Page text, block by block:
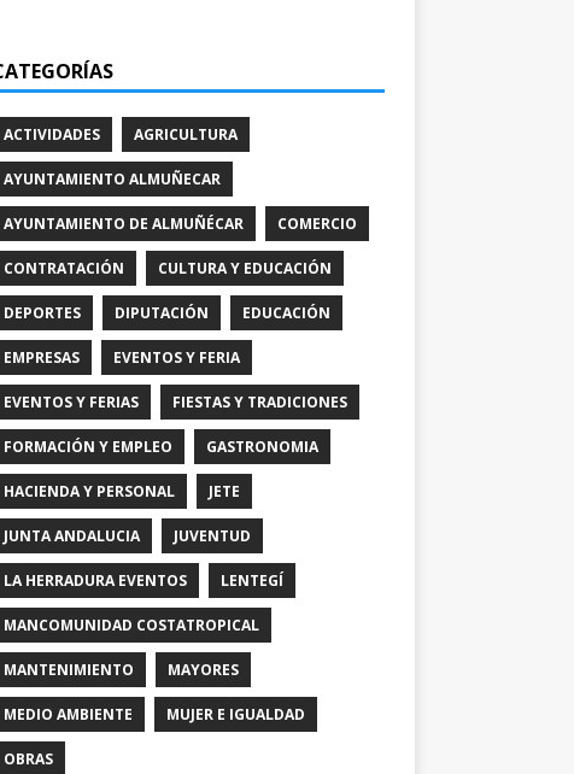
ACTIVIDADES AGRICULTURA
AYUNTAMIENTO ALMUÑECAR
AYUNTAMIENTO DE ALMUÑÉCAR COMERCIO
CONTRATACIÓN CULTURA Y EDUCACIÓN
DEPORTES DIPUTACIÓN EDUCACIÓN
EMPRESAS EVENTOS Y FERIA
EVENTOS Y FERIAS FIESTAS Y TRADICIONES
FORMACIÓN Y EMPLEO GASTRONOMIA
HACIENDA Y PERSONAL JETE
JUNTA ANDALUCIA JUVENTUD
LA HERRADURA EVENTOS LENTEGÍ
MANCOMUNIDAD COSTATROPICAL
MANTENIMIENTO MAYORES
MEDIO AMBIENTE MUJER E IGUALDAD
OBRAS